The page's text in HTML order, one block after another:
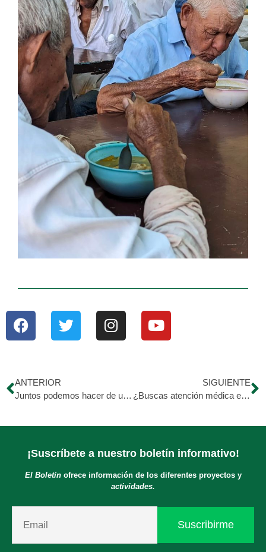
ANTERIOR
Juntos podemos hacer de una Venezuela mejor
SIGUIENTE
¿Buscas atención médica especializada para tu hij@?
¡Suscríbete a nuestro boletín informativo!
El Boletínofrece información de los diferentes proyectos y
actividades.